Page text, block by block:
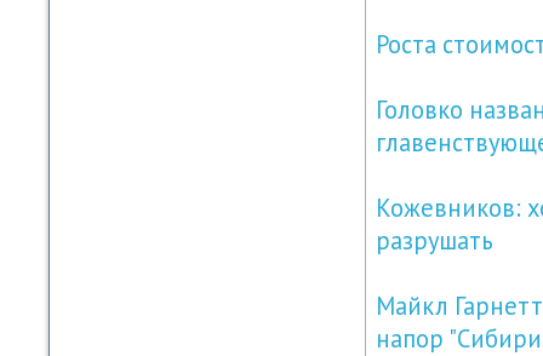
Роста
Головко
Кожевников:
разрушать
Майкл
напор